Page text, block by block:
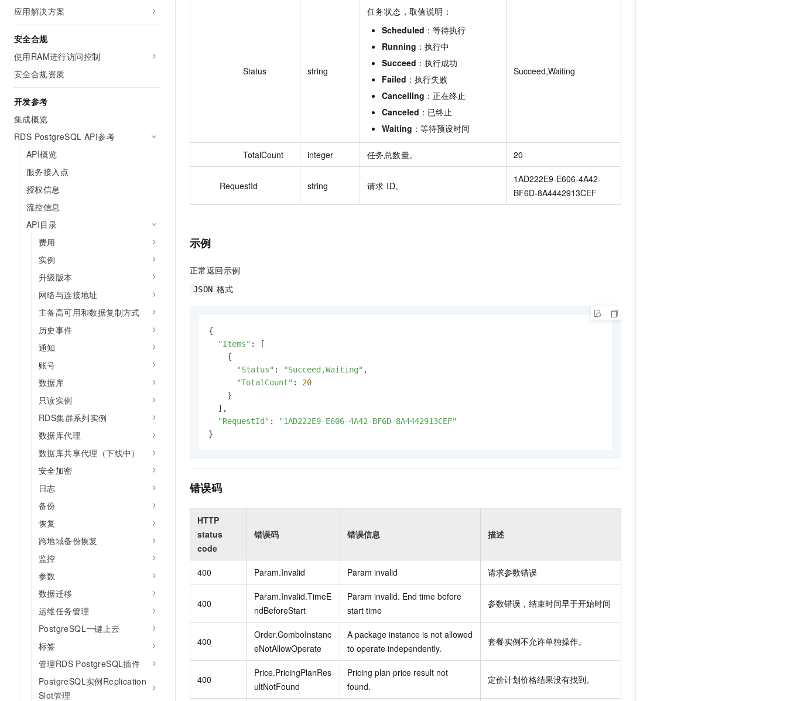
应用解决方案
安全合规
使用RAM进行访问控制
安全合规资质
开发参考
集成概览
RDS PostgreSQL API参考
API概览
服务接入点
授权信息
流控信息
API目录
费用
实例
升级版本
网络与连接地址
主备高可用和数据复制方式
历史事件
通知
账号
数据库
只读实例
RDS集群系列实例
数据库代理
数据库共享代理（下线中）
安全加密
日志
备份
恢复
跨地域备份恢复
监控
参数
数据迁移
运维任务管理
PostgreSQL一键上云
标签
管理RDS PostgreSQL插件
PostgreSQL实例Replication
Slot管理
Status string
任务状态，取值说明：
Scheduled ：等待执行
Running ：执行中
Succeed ：执行成功
Failed ：执行失败
Cancelling ：正在终止
Canceled ：已终止
Waiting ：等待预设时间
Succeed,Waiting
TotalCount integer 任务总数量。 20
RequestId string 请求 ID。
1AD222E9-E606-4A42-
BF6D-8A4442913CEF
示例
正常返回示例
JSON 格式
{
"Items" : [
    {
"Status" : "Succeed,Waiting" ,
"TotalCount" : 20
    }
  ],
"RequestId" :
"1AD222E9-E606-4A42-BF6D-8A4442913CEF"
}
错误码
HTTP
status
code
错误码 错误信息 描述
400 Param.Invalid Param invalid 请求参数错误
400
Param.Invalid.TimeE
ndBeforeStart
Param invalid. End time before
start time
参数错误，结束时间早于开始时间
400
Order.ComboInstanc
eNotAllowOperate
A package instance is not allowed
to operate independently.
套餐实例不允许单独操作。
400
Price.PricingPlanRes
ultNotFound
Pricing plan price result not
found.
定价计划价格结果没有找到。